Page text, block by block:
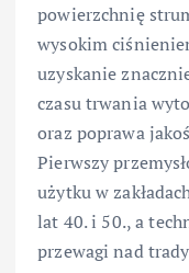
powierzchnię
wysokim
uzyskanie
czasu trwania
oraz poprawa
Pierwszy
użytku w
lat 40. i 50., a
przewagi nad